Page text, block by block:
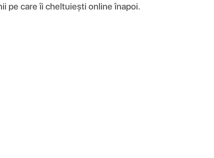
pe care îi cheltuiești online înapoi.